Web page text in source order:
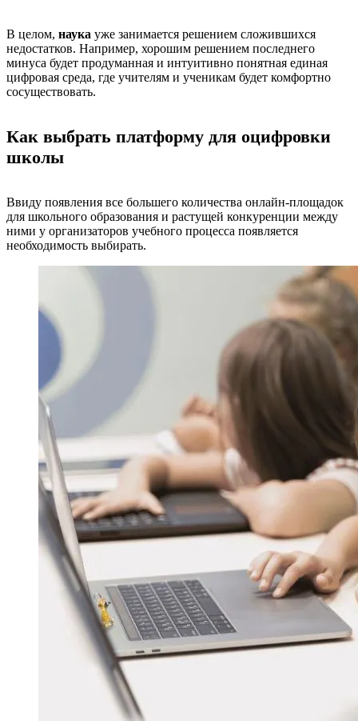
В целом, наука уже занимается решением сложившихся
недостатков. Например, хорошим решением последнего
минуса будет продуманная и интуитивно понятная единая
цифровая среда, где учителям и ученикам будет комфортно
сосуществовать.
Как выбрать платформу для оцифровки
школы
Ввиду появления все большего количества онлайн-площадок
для школьного образования и растущей конкуренции между
ними у организаторов учебного процесса появляется
необходимость выбирать.